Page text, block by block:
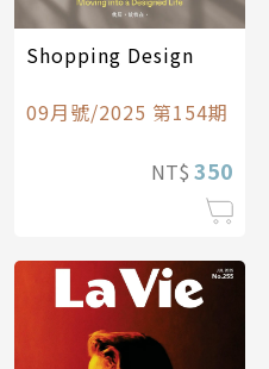
Shopping Design
09月號/2025 第154期
NT$ 350